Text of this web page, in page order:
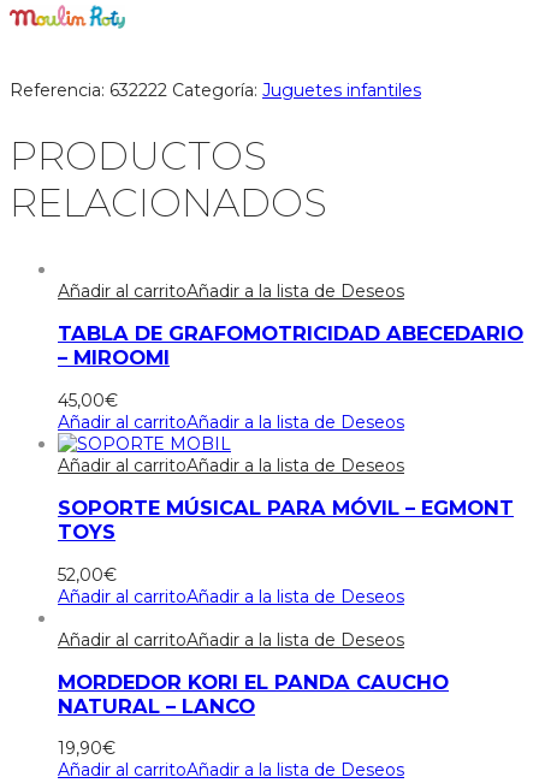
Referencia: 632222 Categoría: Juguetes infantiles
PRODUCTOS
RELACIONADOS
Añadir al carritoAñadir a la lista de Deseos
TABLA DE GRAFOMOTRICIDAD ABECEDARIO
– MIROOMI
45,00€
Añadir al carritoAñadir a la lista de Deseos
Añadir al carritoAñadir a la lista de Deseos
SOPORTE MÚSICAL PARA MÓVIL – EGMONT
TOYS
52,00€
Añadir al carritoAñadir a la lista de Deseos
Añadir al carritoAñadir a la lista de Deseos
MORDEDOR KORI EL PANDA CAUCHO
NATURAL – LANCO
19,90€
Añadir al carritoAñadir a la lista de Deseos